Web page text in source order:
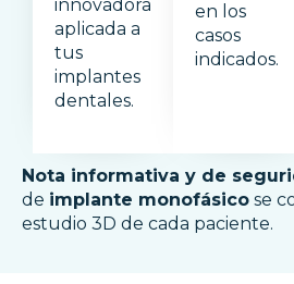
innovadora
aplicada a
tus
implantes
dentales.
en los
casos
indicados.
Nota informativa y de
de implante monofásico se
estudio 3D de cada paciente.